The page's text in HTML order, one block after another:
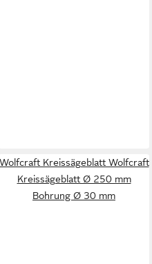
Wolfcraft Kreissägeblatt Wolfcraft
Kreissägeblatt Ø 250 mm
Bohrung Ø 30 mm